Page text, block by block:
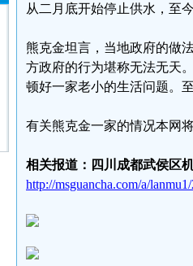
从二月底开始停止供水，至
熊克金坦言，当地政府的做
方政府的行为堪称无法无天
顿好一家老小的生活问题。
有关熊克金一家的情况本网
相关报道：四川成都武侯区
http://msguancha.com/a/